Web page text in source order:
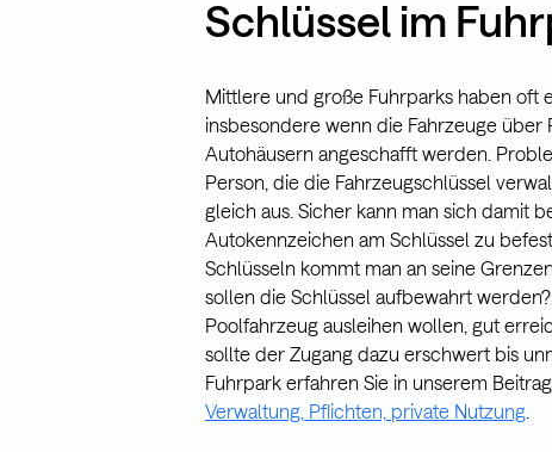
Schlüssel im
Mittlere und große Fuhrparks haben oft
insbesondere wenn die Fahrzeuge
Autohäusern angeschafft werden.
Person, die die Fahrzeugschlüssel
gleich aus. Sicher kann man sich damit
Autokennzeichen am Schlüssel zu
Schlüsseln kommt man an seine
sollen die Schlüssel aufbewahrt
Poolfahrzeug ausleihen wollen, gut
sollte der Zugang dazu erschwert bis
Fuhrpark erfahren Sie in unserem Beitrag
Verwaltung, Pflichten, private Nutzung